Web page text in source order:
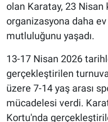
olan Karatay, 23 Nisan
organizasyona daha
mutluluğunu yaşadı.
13-17 Nisan 2026
gerçekleştirilen
üzere 7-14 yaş arası
mücadelesi verdi.
Kortu'nda